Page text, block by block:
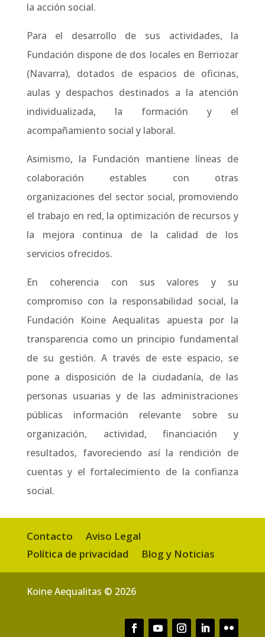
la acción social.
Para el desarrollo de sus actividades, la
Fundación dispone de dos locales en Berriozar
(Navarra), dotados de espacios de oficinas,
aulas y despachos destinados a la atención
individualizada, la formación y el
acompañamiento social y laboral.
Asimismo, la Fundación mantiene líneas de
colaboración estables con otras
organizaciones del sector social, promoviendo
el trabajo en red, la optimización de recursos y
la mejora continua de la calidad de los
servicios ofrecidos.
En coherencia con sus valores y su
compromiso con la responsabilidad social, la
Fundación Koine Aequalitas apuesta por la
transparencia como un principio fundamental
de su gestión. A través de este espacio, se
pone a disposición de la ciudadanía, de las
personas usuarias y de las administraciones
públicas información relevante sobre su
organización, actividad, financiación y
resultados, favoreciendo así la rendición de
cuentas y el fortalecimiento de la confianza
social.
Contacto
Aviso Legal
Política de privacidad
Blog y Noticias
Koine Aequalitas © 2026